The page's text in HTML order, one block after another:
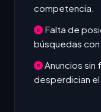
competencia.
Falta de
búsquedas
Anuncios sin
desperdician